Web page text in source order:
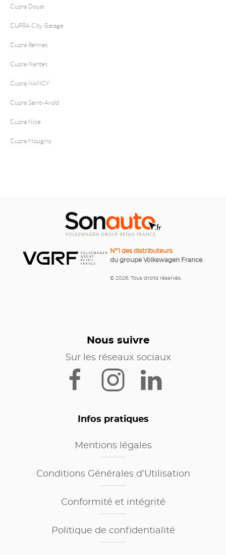
Cupra Douai
CUPRA City Garage
Cupra Rennes
Cupra Nantes
Cupra NANCY
Cupra Saint-Avold
Cupra Nice
Cupra Mougins
N°1 des distributeurs
du groupe Volkswagen France
© 2026. Tous droits réservés.
Nous suivre
Sur les réseaux sociaux
Infos pratiques
Mentions légales
Conditions Générales d’Utilisation
Conformité et intégrité
Politique de confidentialité